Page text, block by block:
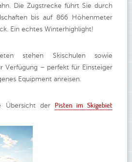
Die Zugstrecke führt Sie durch
bis auf 866 Höhenmeter
Ein echtes Winterhighlight!
stehen Skischulen sowie
Verfügung – perfekt für Einsteiger
Equipment anreisen.
Übersicht der Pisten im Skigebiet